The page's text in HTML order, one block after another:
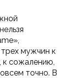
мужчин к
к сожалению,
точно. В